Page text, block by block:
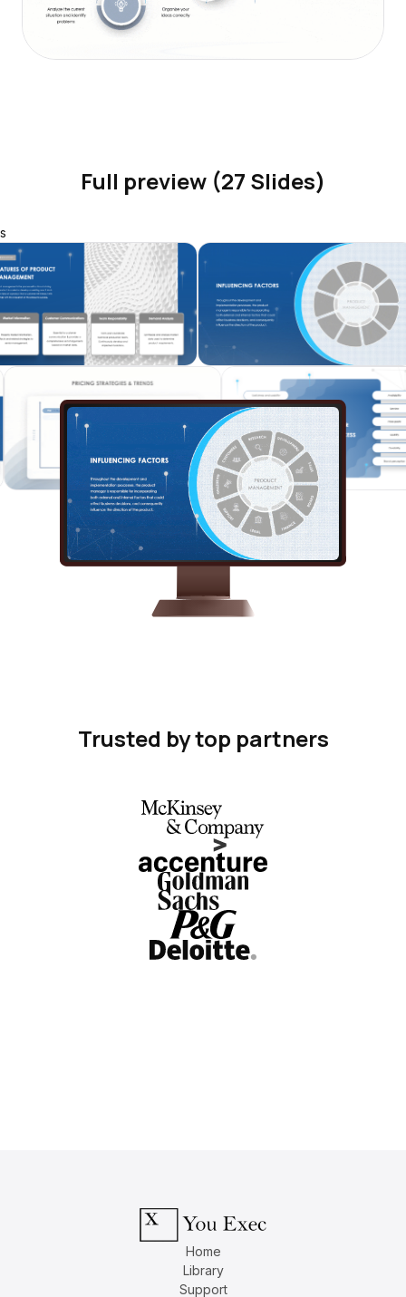
Full preview (27 Slides)
s
Trusted by top partners
Home
Library
Support